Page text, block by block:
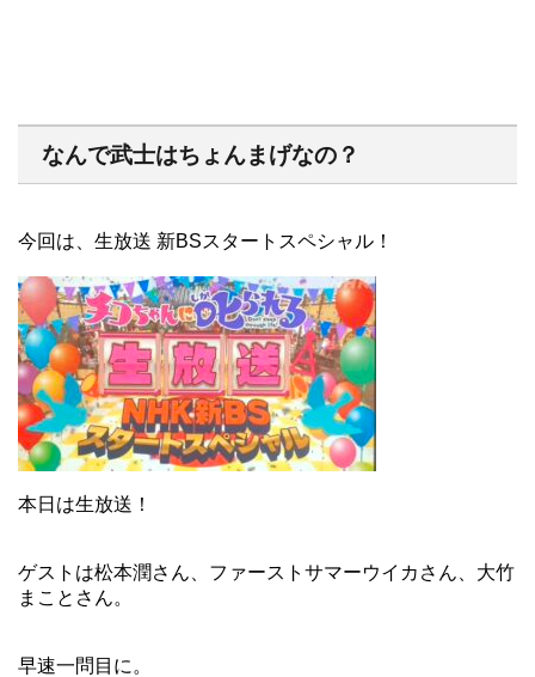
なんで武士はちょんまげなの？
今回は、生放送 新BSスタートスペシャル！
本日は生放送！
ゲストは松本潤さん、ファーストサマーウイカさん、大竹
まことさん。
早速一問目に。